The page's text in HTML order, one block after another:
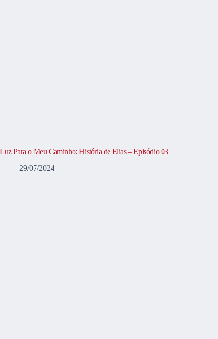
Luz Para o Meu Caminho: História de Elias – Episódio 03
29/07/2024